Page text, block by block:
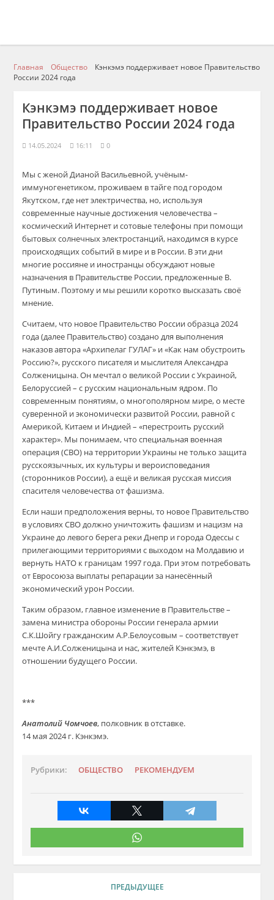
Главная Общество
Кэнкэмэ поддерживает новое Правительство
России 2024 года
Кэнкэмэ поддерживает новое
Правительство России 2024 года
14.05.2024 16:11 0
Мы с женой Дианой Васильевной, учёным-
иммуногенетиком, проживаем в тайге под городом
Якутском, где нет электричества, но, используя
современные научные достижения человечества –
космический Интернет и сотовые телефоны при помощи
бытовых солнечных электростанций, находимся в курсе
происходящих событий в мире и в России. В эти дни
многие россияне и иностранцы обсуждают новые
назначения в Правительстве России, предложенные В.
Путиным. Поэтому и мы решили коротко высказать своё
мнение.
Считаем, что новое Правительство России образца 2024
года (далее Правительство) создано для выполнения
наказов автора «Архипелаг ГУЛАГ» и «Как нам обустроить
Россию?», русского писателя и мыслителя Александра
Солженицына. Он мечтал о великой России с Украиной,
Белоруссией – с русским национальным ядром. По
современным понятиям, о многополярном мире, о месте
суверенной и экономически развитой России, равной с
Америкой, Китаем и Индией – «перестроить русский
характер». Мы понимаем, что специальная военная
операция (СВО) на территории Украины не только защита
русскоязычных, их культуры и вероисповедания
(сторонников России), а ещё и великая русская миссия
спасителя человечества от фашизма.
Если наши предположения верны, то новое Правительство
в условиях СВО должно уничтожить фашизм и нацизм на
Украине до левого берега реки Днепр и города Одессы с
прилегающими территориями с выходом на Молдавию и
вернуть НАТО к границам 1997 года. При этом потребовать
от Евросоюза выплаты репарации за нанесённый
экономический урон России.
Таким образом, главное изменение в Правительстве –
замена министра обороны России генерала армии
С.К.Шойгу гражданским А.Р.Белоусовым – соответствует
мечте А.И.Солженицына и нас, жителей Кэнкэмэ, в
отношении будущего России.
***
Анатолий Чомчоев, полковник в отставке.
14 мая 2024 г. Кэнкэмэ.
Рубрики: ОБЩЕСТВО РЕКОМЕНДУЕМ
ПРЕДЫДУЩЕЕ